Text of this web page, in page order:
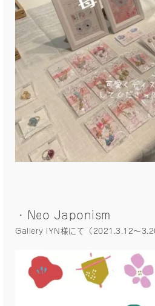
・Neo Japonism
Gallery IYN様にて（2021.3.12〜